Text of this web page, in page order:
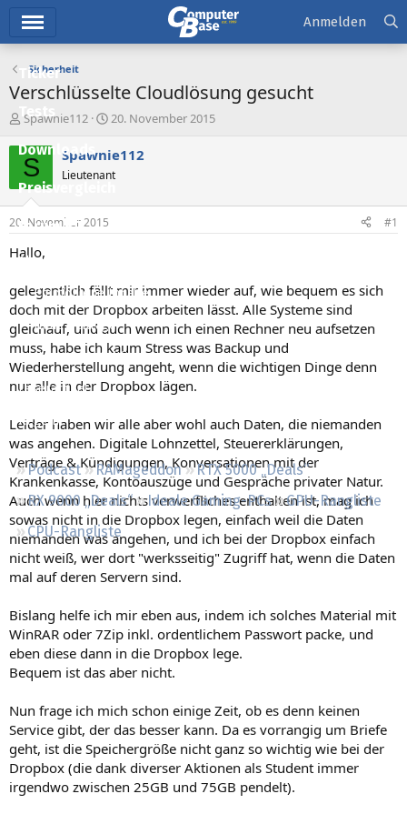
Ticker
Tests
Downloads
Preisvergleich
Forum
Aktuelles
Empfohlene Inhalte
Neue Beiträge
Neueste Aktivitäten
Leserartikel
Regeln
Podcast RAMageddon
RTX 5000 „Deals“
RX 9000 „Deals“
Ideale Gaming-PCs
GPU-Rangliste
CPU-Rangliste
Anmelden
Sicherheit
Verschlüsselte Cloudlösung gesucht
E
s
t
e
e
r
Spawnie112
E
s
e
t
20. November 2015
S Spawnie112
Lieutenant
20. November 2015 #1
Hallo,
gelegentlich fällt mir immer wieder auf, wie bequem es sich
doch mit der Dropbox arbeiten lässt. Alle Systeme sind
gleichauf, und auch wenn ich einen Rechner neu aufsetzen
muss, habe ich kaum Stress was Backup und
Wiederherstellung angeht, wenn die wichtigen Dinge denn
nur alle in der Dropbox lägen.
Leider haben wir alle aber wohl auch Daten, die niemanden
was angehen. Digitale Lohnzettel, Steuererklärungen,
Verträge & Kündigungen, Konversationen mit der
Krankenkasse, Kontoauszüge und Gespräche privater Natur.
Auch wenn hier nichts verwerfliches enthalten ist, mag ich
sowas nicht in die Dropbox legen, einfach weil die Daten
niemanden was angehen, und ich bei der Dropbox einfach
nicht weiß, wer dort "werksseitig" Zugriff hat, wenn die Daten
mal auf deren Servern sind.
Bislang helfe ich mir eben aus, indem ich solches Material mit
WinRAR oder 7Zip inkl. ordentlichem Passwort packe, und
eben diese dann in die Dropbox lege.
Bequem ist das aber nicht.
Nun frage ich mich schon einige Zeit, ob es denn keinen
Service gibt, der das besser kann. Da es vorrangig um Briefe
geht, ist die Speichergröße nicht ganz so wichtig wie bei der
Dropbox (die dank diverser Aktionen als Student immer
irgendwo zwischen 25GB und 75GB pendelt).